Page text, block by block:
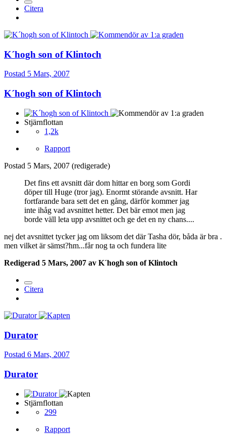
Citera
K´hogh son of Klintoch
Postad 5 Mars, 2007
K´hogh son of Klintoch
Stjärnflottan
1,2k
Rapport
Postad 5 Mars, 2007 (redigerade)
Det fins ett avsnitt där dom hittar en borg som Gordi
döper till Huge (tror jag). Enormt störande avsnitt. Har
fortfarande bara sett det en gång, därför kommer jag
inte ihåg vad avsnittet hetter. Det bär emot men jag
borde väll leta upp avsnittet och ge det en ny chans....
nej det avsnittet tycker jag om liksom det där Tasha dör, båda är bra .
men vilket är sämst?hm...får nog ta och fundera lite
Redigerad 5 Mars, 2007 av K´hogh son of Klintoch
Citera
Durator
Postad 6 Mars, 2007
Durator
Stjärnflottan
299
Rapport